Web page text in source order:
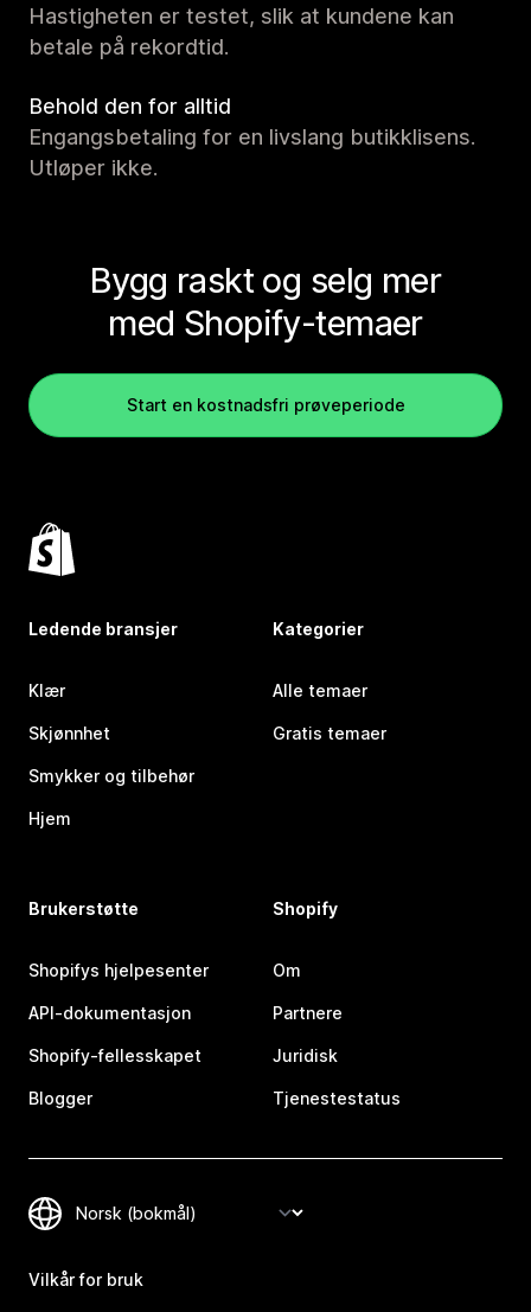
Hastigheten er testet, slik at kundene kan
betale på rekordtid.
Behold den for alltid
Engangsbetaling for en livslang butikklisens.
Utløper ikke.
Bygg raskt og selg mer
med Shopify-temaer
Start en kostnadsfri prøveperiode
Ledende bransjer
Klær
Skjønnhet
Smykker og tilbehør
Hjem
Kategorier
Alle temaer
Gratis temaer
Brukerstøtte
Shopifys hjelpesenter
API-dokumentasjon
Shopify-fellesskapet
Blogger
Shopify
Om
Partnere
Juridisk
Tjenestestatus
Vilkår for bruk